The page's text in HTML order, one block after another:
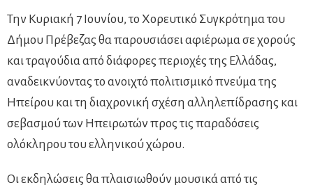
Την Κυριακή 7 Ιουνίου, το Χορευτικό Συγκρότημα του
Δήμου Πρέβεζας θα παρουσιάσει αφιέρωμα σε χορούς
και τραγούδια από διάφορες περιοχές της Ελλάδας,
αναδεικνύοντας το ανοιχτό πολιτισμικό πνεύμα της
Ηπείρου και τη διαχρονική σχέση αλληλεπίδρασης και
σεβασμού των Ηπειρωτών προς τις παραδόσεις
ολόκληρου του ελληνικού χώρου.
Οι εκδηλώσεις θα πλαισιωθούν μουσικά από τις